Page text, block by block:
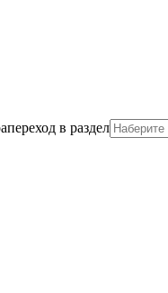
переход в раздел